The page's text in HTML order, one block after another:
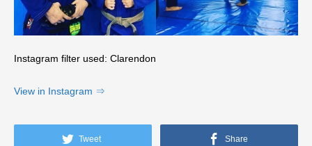
Instagram filter used: Clarendon
View in Instagram ⇒
Tweet Share